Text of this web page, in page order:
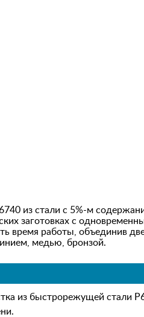
из стали с 5%-м
заготовках с
время работы, объединив
медью, бронзой.
из быстрорежущей стали